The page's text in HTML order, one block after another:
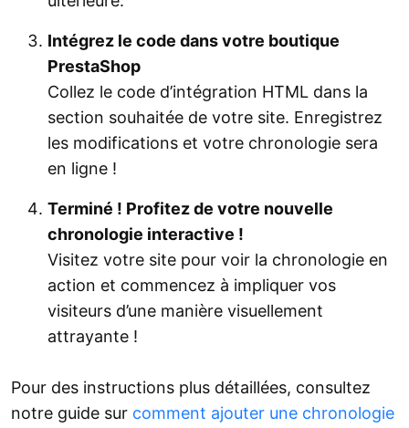
Intégrez le code dans votre boutique
PrestaShop
Collez le code d’intégration HTML dans la
section souhaitée de votre site. Enregistrez
les modifications et votre chronologie sera
en ligne !
Terminé ! Profitez de votre nouvelle
chronologie interactive !
Visitez votre site pour voir la chronologie en
action et commencez à impliquer vos
visiteurs d’une manière visuellement
attrayante !
Pour des instructions plus détaillées, consultez
notre guide sur comment ajouter une chronologie